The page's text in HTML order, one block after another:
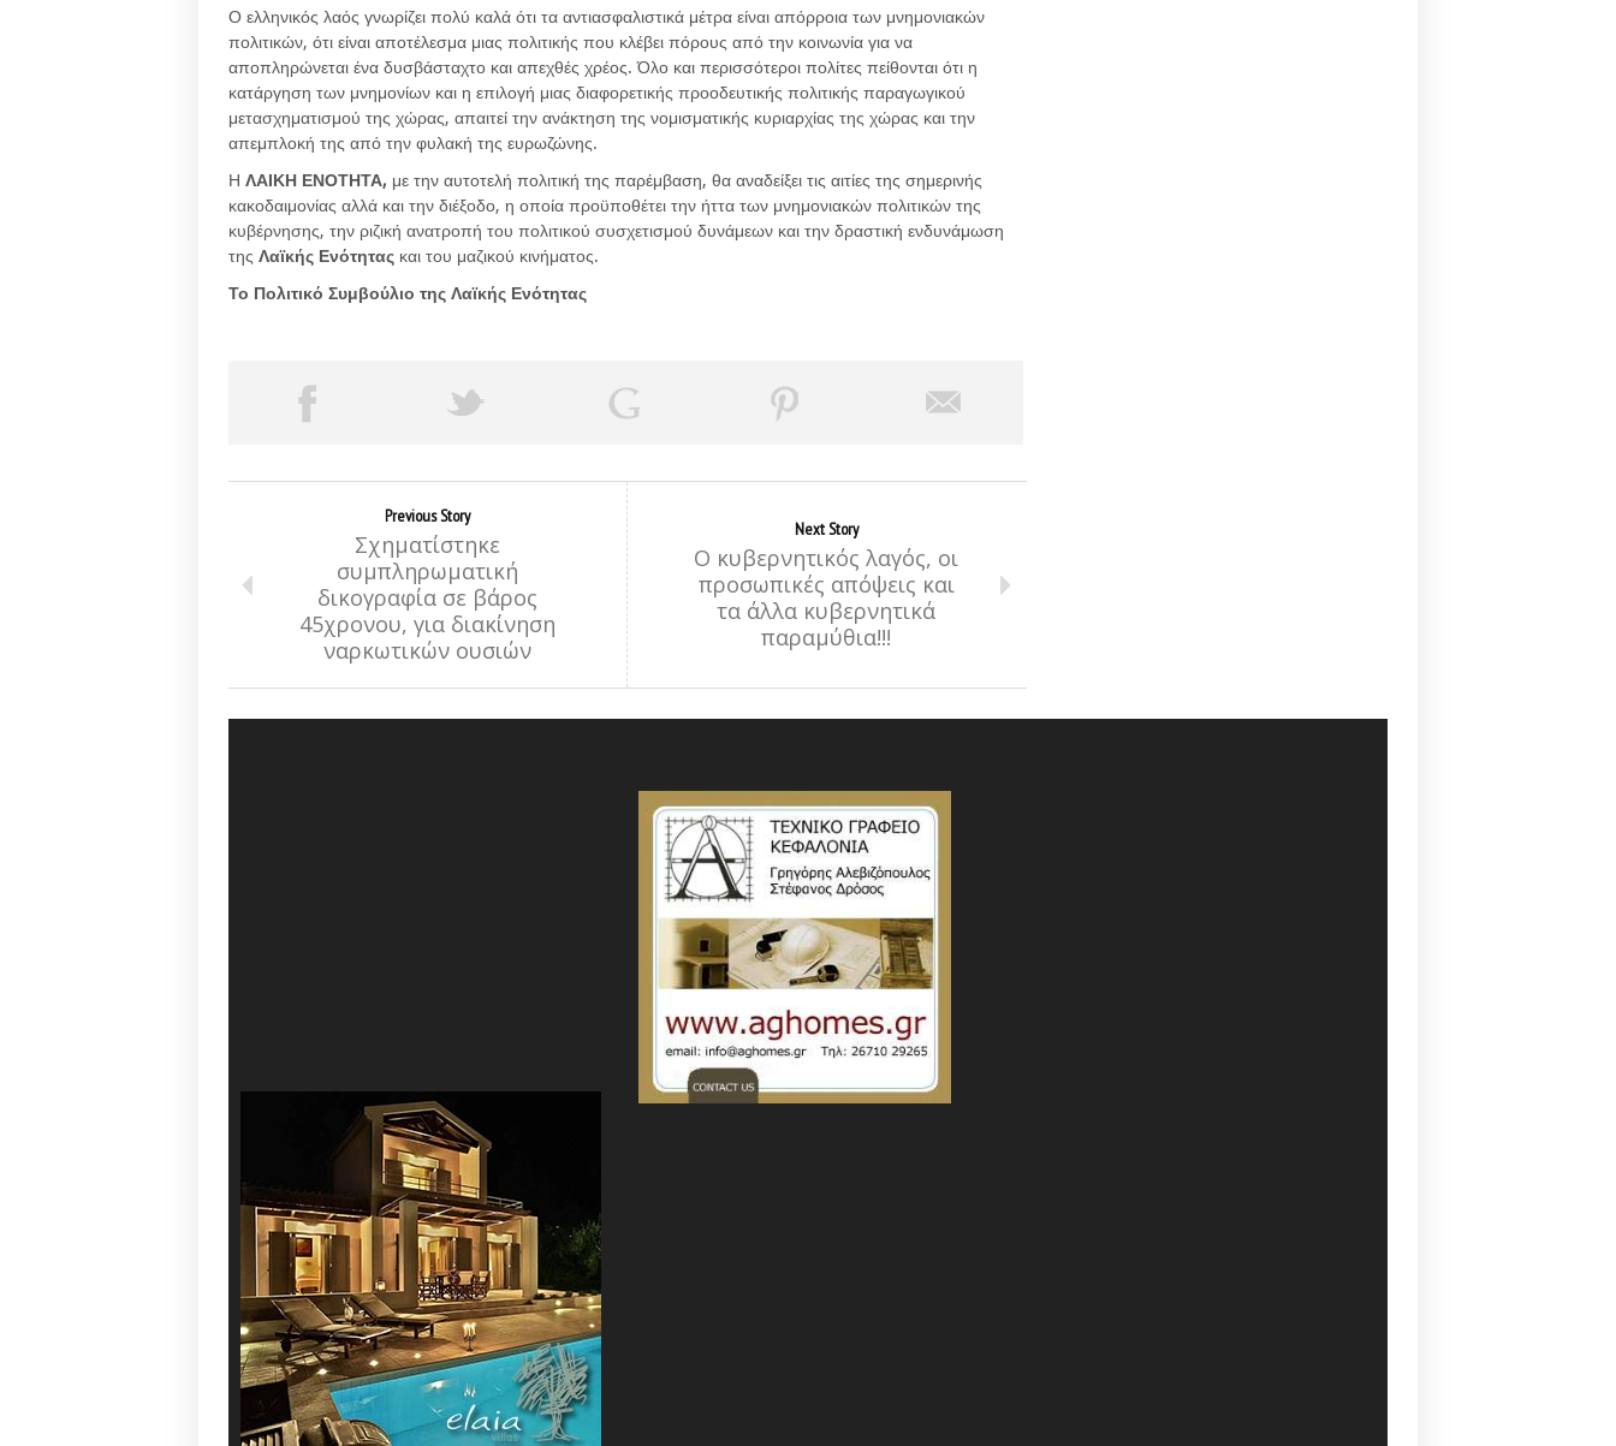
Ο ελληνικός λαός γνωρίζει πολύ καλά ότι τα αντιασφαλιστικά μέτρα είναι απόρροια των μνημονιακών
πολιτικών, ότι είναι αποτέλεσμα μιας πολιτικής που κλέβει πόρους από την κοινωνία για να
αποπληρώνεται ένα δυσβάσταχτο και απεχθές χρέος. Όλο και περισσότεροι πολίτες πείθονται ότι η
κατάργηση των μνημονίων και η επιλογή μιας διαφορετικής προοδευτικής πολιτικής παραγωγικού
μετασχηματισμού της χώρας, απαιτεί την ανάκτηση της νομισματικής κυριαρχίας της χώρας και την
απεμπλοκή της από την φυλακή της ευρωζώνης.
Η ΛΑΙΚΗ ΕΝΟΤΗΤΑ, με την αυτοτελή πολιτική της παρέμβαση, θα αναδείξει τις αιτίες της σημερινής
κακοδαιμονίας αλλά και την διέξοδο, η οποία προϋποθέτει την ήττα των μνημονιακών πολιτικών της
κυβέρνησης, την ριζική ανατροπή του πολιτικού συσχετισμού δυνάμεων και την δραστική ενδυνάμωση
της Λαϊκής Ενότητας και του μαζικού κινήματος.
Το Πολιτικό Συμβούλιο της Λαϊκής Ενότητας
Previous Story
Σχηματίστηκε
συμπληρωματική
δικογραφία σε βάρος
45χρονου, για διακίνηση
ναρκωτικών ουσιών
Next Story
Ο κυβερνητικός λαγός, οι
προσωπικές απόψεις και
τα άλλα κυβερνητικά
παραμύθια!!!